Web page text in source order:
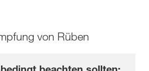
von Rüben